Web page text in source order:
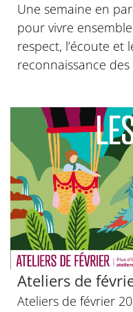
Une semaine en
pour vivre
respect, l’écoute et
reconnaissance des
Ateliers de
Ateliers de février